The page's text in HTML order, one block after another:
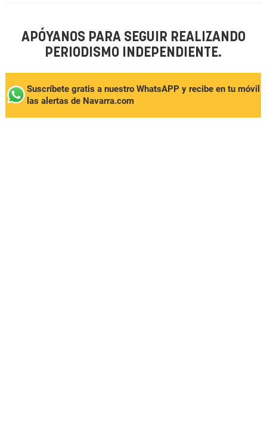
APÓYANOS PARA SEGUIR REALIZANDO
PERIODISMO INDEPENDIENTE.
Suscríbete gratis a nuestro WhatsAPP y recibe en tu móvil
las alertas de Navarra.com